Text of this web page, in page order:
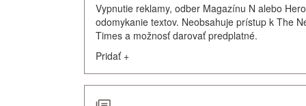
Vypnutie reklamy, odber Magazínu N alebo
odomykanie textov. Neobsahuje prístup k The
Times a možnosť darovať predplatné.
Pridať +